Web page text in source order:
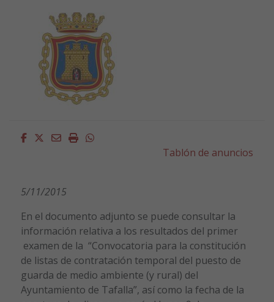
Facebook
Twitter
EmailImprimirWhatsapp
Tablón de anuncios
5/11/2015
En el documento adjunto se puede consultar la
información relativa a los resultados del primer
examen de la “Convocatoria para la constitución
de listas de contratación temporal del puesto de
guarda de medio ambiente (y rural) del
Ayuntamiento de Tafalla”, así como la fecha de la